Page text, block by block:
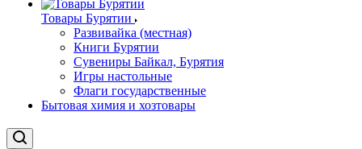
Товары Бурятии
Развивайка (местная)
Книги Бурятии
Сувениры Байкал, Бурятия
Игры настольные
Флаги государственные
Бытовая химия и хозтовары